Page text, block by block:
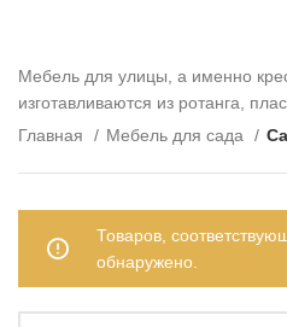
Мебель для улицы, а именно
изготавливаются из ротанга,
Главная
Мебель для сада
Товаров,
обнаружено.